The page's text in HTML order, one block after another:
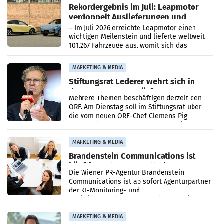
Rekordergebnis im Juli: Leapmotor
verdoppelt Auslieferungen und
überschreitet die 100.000er-Marke
– Im Juli 2026 erreichte Leapmotor einen
wichtigen Meilenstein und lieferte weltweit
101.267 Fahrzeuge aus, womit sich das
Ergebnis gegenüber Juli 2025 mehr als
verdoppelte (+102
MARKETING & MEDIA
Stiftungsrat Lederer wehrt sich in
den SN gegen Vorwürfe
Mehrere Themen beschäftigen derzeit den
ORF. Am Dienstag soll im Stiftungsrat über
die vom neuen ORF-Chef Clemens Pig
vorgeschlagenen Besetzungen für die
MARKETING & MEDIA
Brandenstein Communications ist
künftig Partner von OtterlyAI
Die Wiener PR-Agentur Brandenstein
Communications ist ab sofort Agenturpartner
der KI-Monitoring- und
Optimierungsplattform OtterlyAI. Damit baut
MARKETING & MEDIA